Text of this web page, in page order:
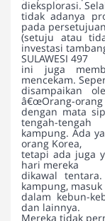
dieksplorasi.
tidak adanya
pada persetujuan
(setuju atau
investasi
SULAWESI 497
ini juga
mencekam.
disampaikan
â€œOrang-orang
dengan mata
tengah-tengah
kampung. Ada
orang Korea,
tetapi ada juga
hari mereka
dikawal
kampung, masuk
dalam kebun-
dan lainnya.
Mereka tidak